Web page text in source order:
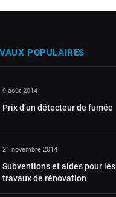
POPULAIRES
9 août 2014
Prix d’un détecteur de fumée
21 novembre 2014
Subventions et aides pour les
travaux de rénovation